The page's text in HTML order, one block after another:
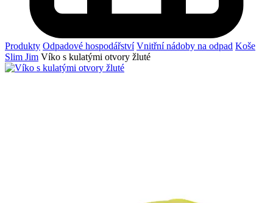
Produkty Odpadové hospodářství Vnitřní nádoby na odpad Koše
Slim Jim Víko s kulatými otvory žluté